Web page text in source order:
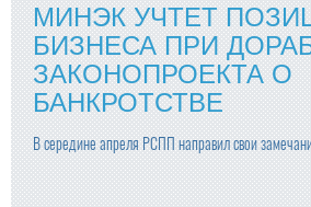
МИНЭК УЧТЕТ
БИЗНЕСА ПРИ
ЗАКОНОПРОЕКТА О
БАНКРОТСТВЕ
В середине апреля РСПП направил свои